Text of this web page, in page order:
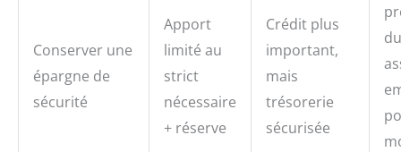
Conserver une
épargne de
sécurité
Apport
limité au
strict
nécessaire
+ réserve
Crédit plus
important,
mais
trésorerie
sécurisée